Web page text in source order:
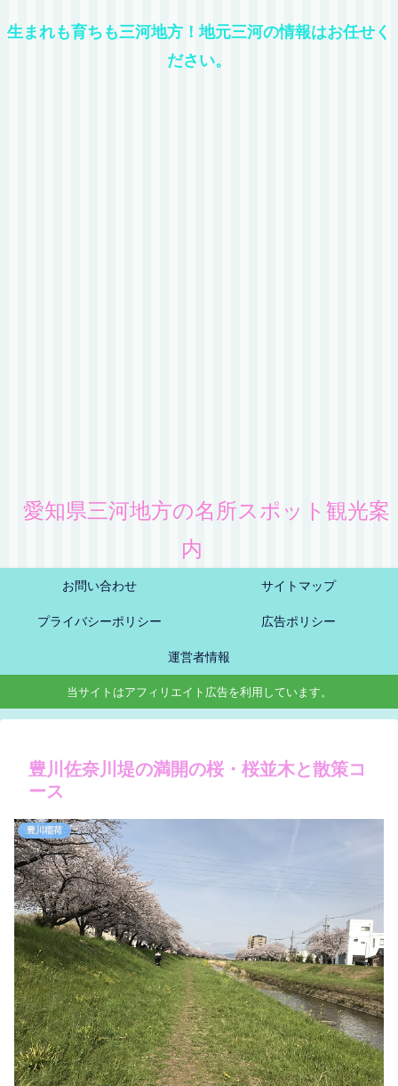
生まれも育ちも三河地方！地元三河の情報はお任せく
ださい。
愛知県三河地方の名所スポット観光案
内
お問い合わせ サイトマップ
プライバシーポリシー 広告ポリシー
運営者情報
当サイトはアフィリエイト広告を利用しています。
豊川佐奈川堤の満開の桜・桜並木と散策コ
ース
豊川稲荷